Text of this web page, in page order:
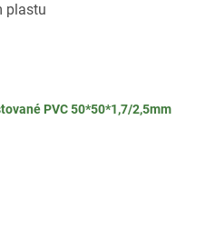
plastu
PVC 50*50*1,7/2,5mm